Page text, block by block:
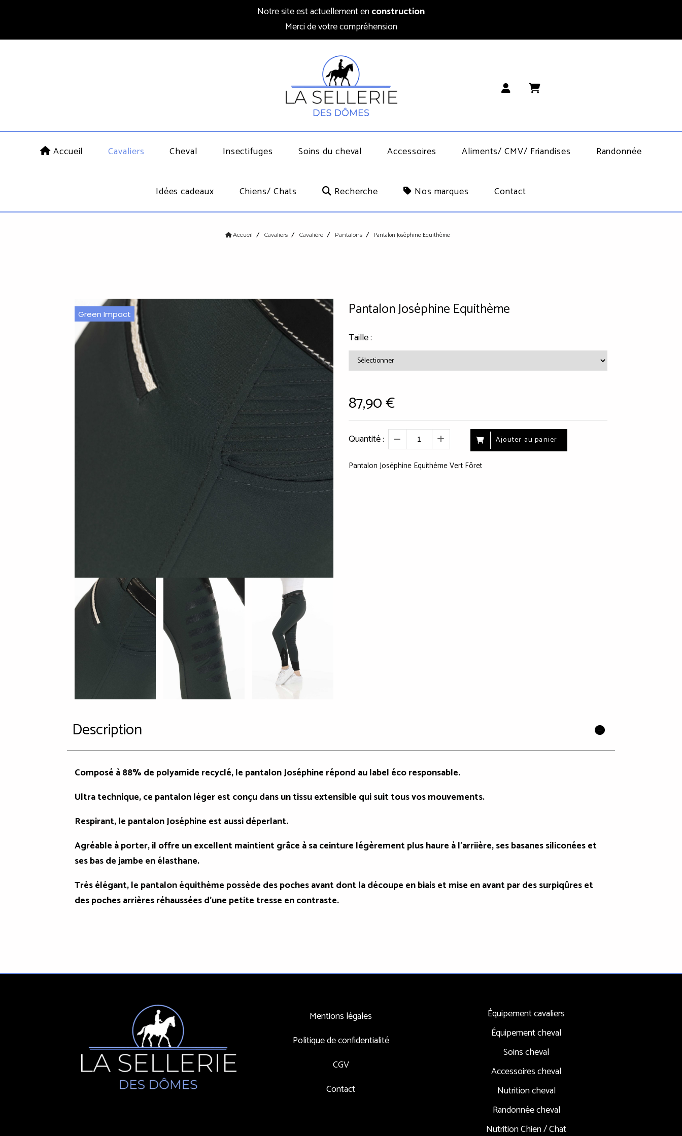
Notre site est actuellement enconstruction
Merci de votre compréhension
Accueil Cavaliers Cheval Insectifuges Soins du cheval Accessoires Aliments/ CMV/ Friandises Randonnée
Idées cadeaux Chiens/ Chats Recherche Nos marques Contact
Accueil Cavaliers Cavalière Pantalons Pantalon Joséphine Equithème
Green Impact Pantalon Joséphine Equithème
Taille :
87,90€
Quantité : Ajouter au panier
Pantalon Joséphine Equithème Vert Fôret
Description
Composé à 88% de polyamide recyclé, le pantalon Joséphine répond au label éco responsable.
Ultra technique, ce pantalon léger est conçu dans un tissu extensible qui suit tous vos mouvements.
Respirant, le pantalon Joséphine est aussi déperlant.
Agréable à porter, il offre un excellent maintient grâce à sa ceinture légèrement plus haure à l'arriière, ses basanes siliconées et
ses bas de jambe en élasthane.
Très élégant, le pantalon équithème possède des poches avant dont la découpe en biais et mise en avant par des surpiqûres et
des poches arrières réhaussées d'une petite tresse en contraste.
Mentions légales
Politique de confidentialité
CGV
Contact
Équipement cavaliers
Équipement cheval
Soins cheval
Accessoires cheval
Nutrition cheval
Randonnée cheval
Nutrition Chien / Chat